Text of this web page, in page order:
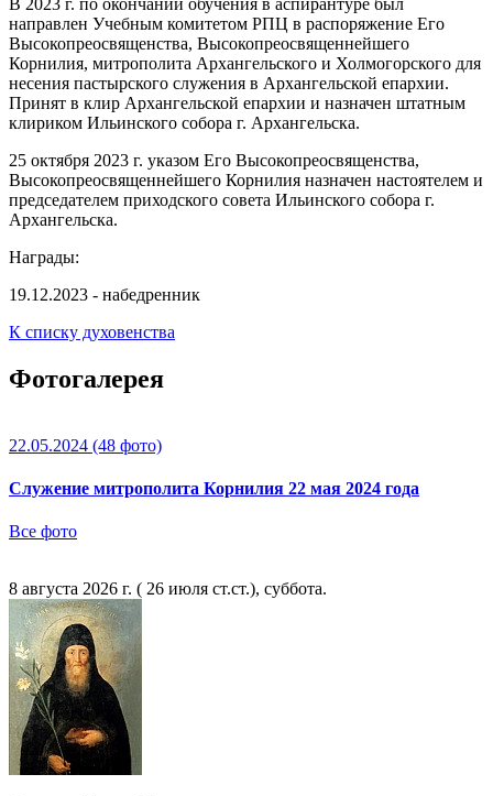
В 2023 г. по окончании обучения в аспирантуре был
направлен Учебным комитетом РПЦ в распоряжение Его
Высокопреосвященства, Высокопреосвященнейшего
Корнилия, митрополита Архангельского и Холмогорского для
несения пастырского служения в Архангельской епархии.
Принят в клир Архангельской епархии и назначен штатным
клириком Ильинского собора г. Архангельска.
25 октября 2023 г. указом Его Высокопреосвященства,
Высокопреосвященнейшего Корнилия назначен настоятелем и
председателем приходского совета Ильинского собора г.
Архангельска.
Награды:
19.12.2023 - набедренник
К списку духовенства
Фотогалерея
22.05.2024 (48 фото)
Служение митрополита Корнилия 22 мая 2024 года
Все фото
8 августа 2026 г. ( 26 июля ст.ст.), суббота.